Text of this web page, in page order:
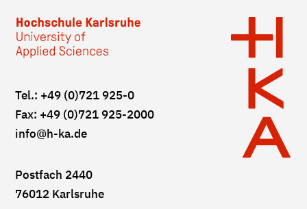
Tel.: +49 (0)721 925-0
Fax: +49 (0)721 925-2000
info@h-ka.de
Postfach 2440
76012 Karlsruhe